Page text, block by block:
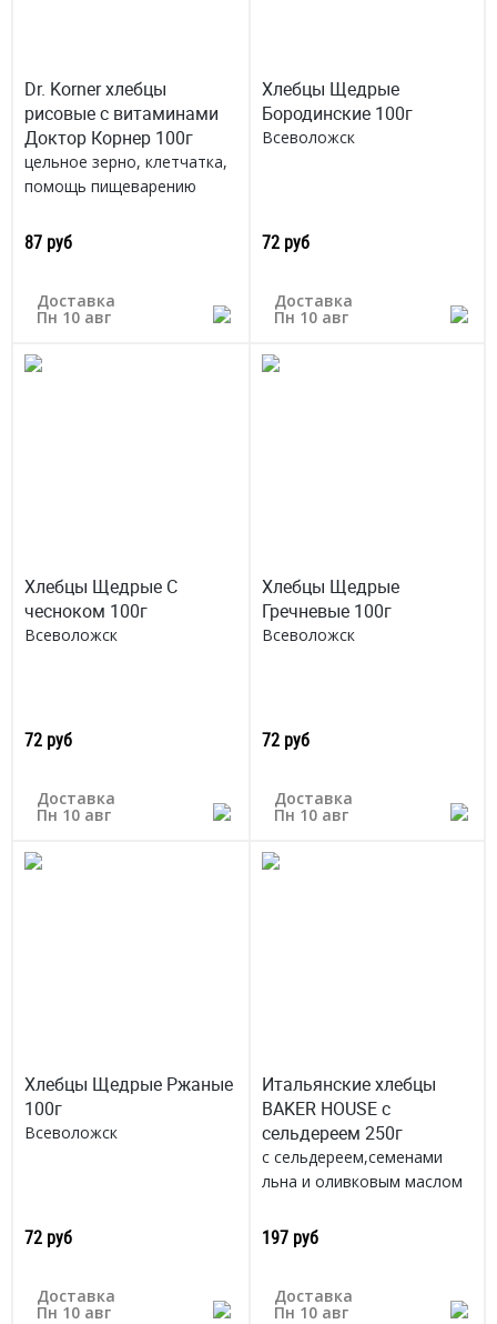
Dr. Korner хлебцы
рисовые с витаминами
Доктор Корнер 100г
цельное зерно, клетчатка,
помощь пищеварению
87 руб
Доставка
Пн 10 авг
Хлебцы Щедрые
Бородинские 100г
Всеволожск
72 руб
Доставка
Пн 10 авг
Хлебцы Щедрые С
чесноком 100г
Всеволожск
72 руб
Доставка
Пн 10 авг
Хлебцы Щедрые
Гречневые 100г
Всеволожск
72 руб
Доставка
Пн 10 авг
Хлебцы Щедрые Ржаные
100г
Всеволожск
72 руб
Доставка
Пн 10 авг
Итальянские хлебцы
BAKER HOUSE с
сельдереем 250г
с сельдереем,семенами
льна и оливковым маслом
способ
Россия
197 руб
Доставка
Пн 10 авг